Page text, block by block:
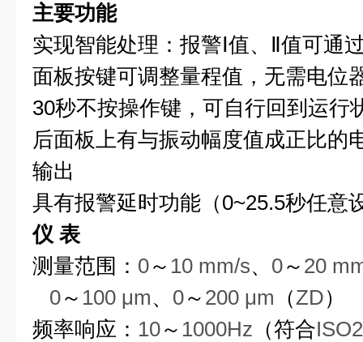
主要功能
实现智能处理：报警Ⅰ值、Ⅱ值可通
面板按键可调整量程值，无需电位
30秒不按操作键，可自行回到运行
后面板上有与振动幅度值成正比的
输出
具有报警延时功能（0~25.5秒任意
仪 表
测量范围： 0～ 10 mm/s、 0～ 20
0～ 100 μm、 0～ 200 μm （ZD）
频率响应： 10～ 1000Hz （符合